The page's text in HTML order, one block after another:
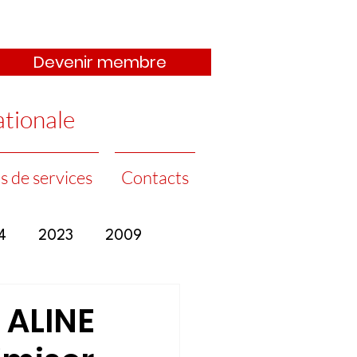
Devenir membre
de services Contacts
2023 2009